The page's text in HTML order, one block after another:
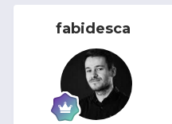
fabidesca